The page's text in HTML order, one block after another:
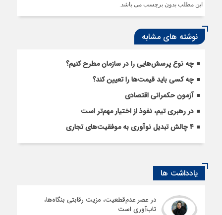
این مطلب بدون برچسب می باشد.
نوشته های مشابه
چه نوع پرسش‌هایی را در سازمان مطرح کنیم؟
چه کسی باید قیمت‌ها را تعیین کند؟
آزمون حکمرانی اقتصادی
در رهبری تیم، نفوذ از اختیار مهم‌تر است
۴ چالش تبدیل نوآوری به موفقیت‌های تجاری
یادداشت ها
در عصر عدم‌قطعیت، مزیت رقابتی بنگاه‌ها،
تاب‌آوری است